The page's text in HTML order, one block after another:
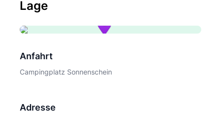
Lage
Anfahrt
Campingplatz Sonnenschein
Adresse